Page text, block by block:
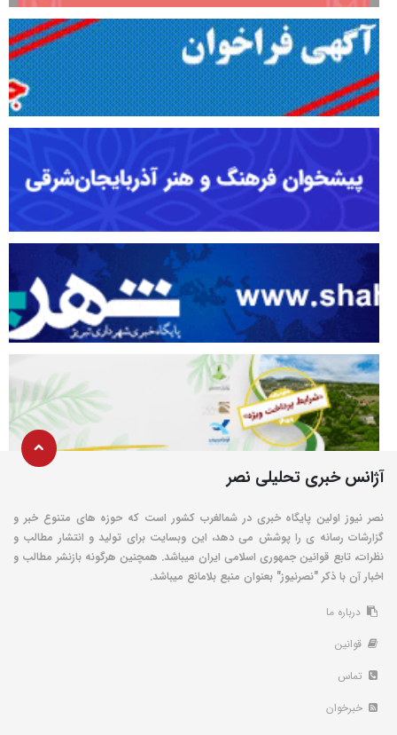
آژانس خبری تحلیلی نصر
نصر نیوز اولین پایگاه خبری در شمالغرب کشور است که حوزه های متنوع خبر و
گزارشات رسانه ی را پوشش می دهد، این وبسایت برای تولید و انتشار مطالب و
نظرات، تابع قوانین جمهوری اسلامی ایران میباشد. همچنین هرگونه بازنشر مطالب و
اخبار آن با ذکر "نصرنیوز" بعنوان منبع بلامانع میباشد.
درباره ما
قوانین
تماس
خبرخوان